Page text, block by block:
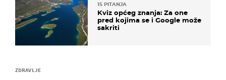
ZDRAVLJE
15 PITANJA
Kviz općeg znanja: Za one
pred kojima se i Google može
sakriti